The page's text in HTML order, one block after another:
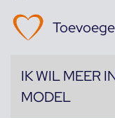
IK WIL MEER
MODEL